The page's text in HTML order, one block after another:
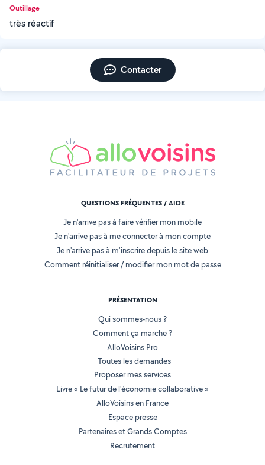
Outillage
très réactif
Contacter
QUESTIONS FRÉQUENTES / AIDE
Je n'arrive pas à faire vérifier mon mobile
Je n'arrive pas à me connecter à mon compte
Je n'arrive pas à m'inscrire depuis le site web
Comment réinitialiser / modifier mon mot de passe
PRÉSENTATION
Qui sommes-nous ?
Comment ça marche ?
AlloVoisins Pro
Toutes les demandes
Proposer mes services
Livre « Le futur de l'économie collaborative »
AlloVoisins en France
Espace presse
Partenaires et Grands Comptes
Recrutement